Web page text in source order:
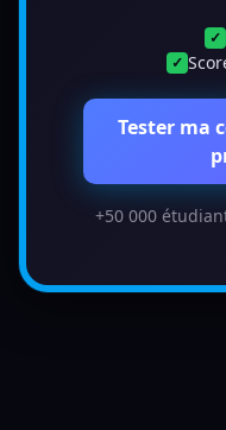
✓
✓
Tester ma
+50 000